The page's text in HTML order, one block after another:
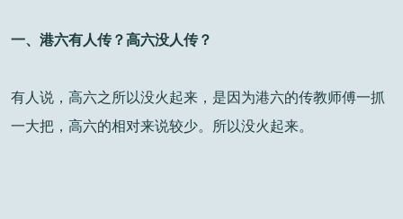
一、港六有人传？高六没人传？
有人说，高六之所以没火起来，是因为港六的传教师傅一抓
一大把，高六的相对来说较少。所以没火起来。